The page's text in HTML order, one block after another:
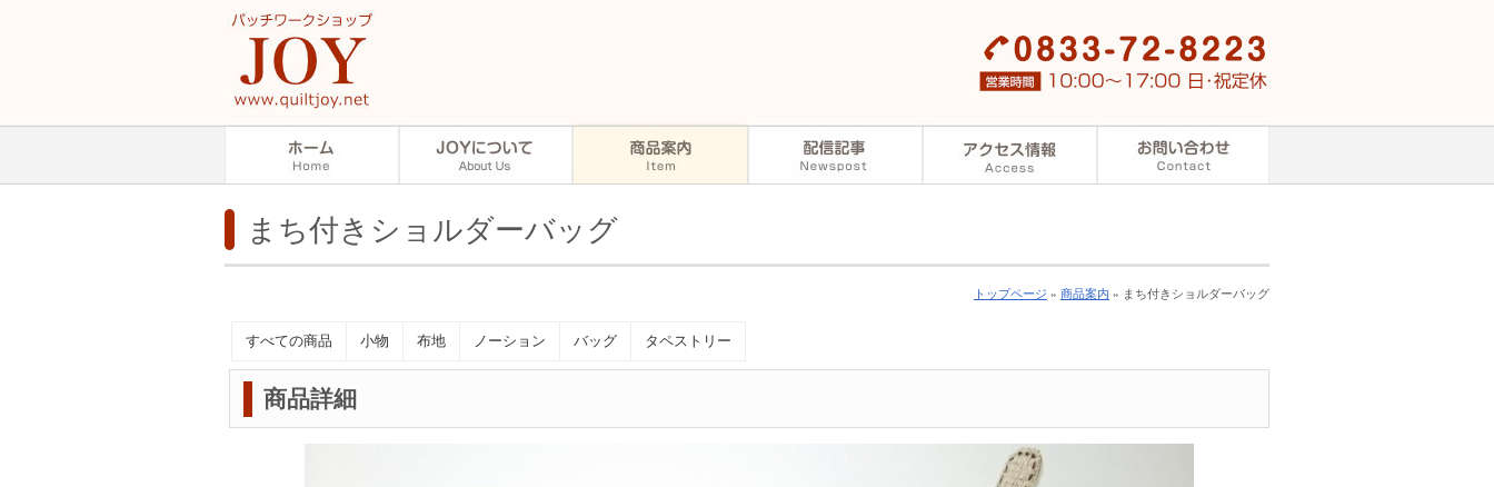
まち付きショルダーバッグ
トップページ » 商品案内 » まち付きショルダーバッグ
すべての商品 小物 布地 ノーション バッグ タペストリー
商品詳細